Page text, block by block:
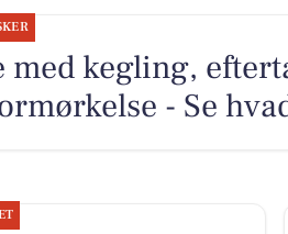
med kegling,
- Se